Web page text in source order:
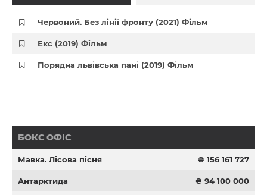
Червоний. Без лінії фронту (2021) Фільм
Екс (2019) Фільм
Порядна львівська пані (2019) Фільм
БОКС ОФІС
Мавка. Лісова пісня ₴ 156 161 727
Антарктида ₴ 94 100 000